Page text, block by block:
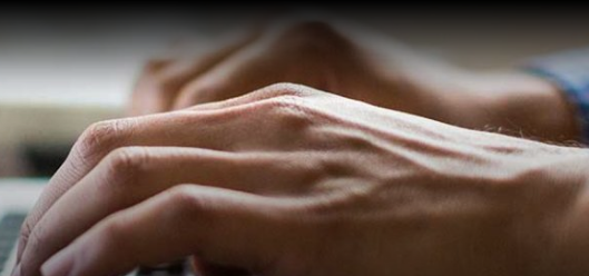
VARICES PELVIENNES : UN REDOUTABLE MAL FÉMININ ENFIN SOIGNÉ !
30 mai 2023 7